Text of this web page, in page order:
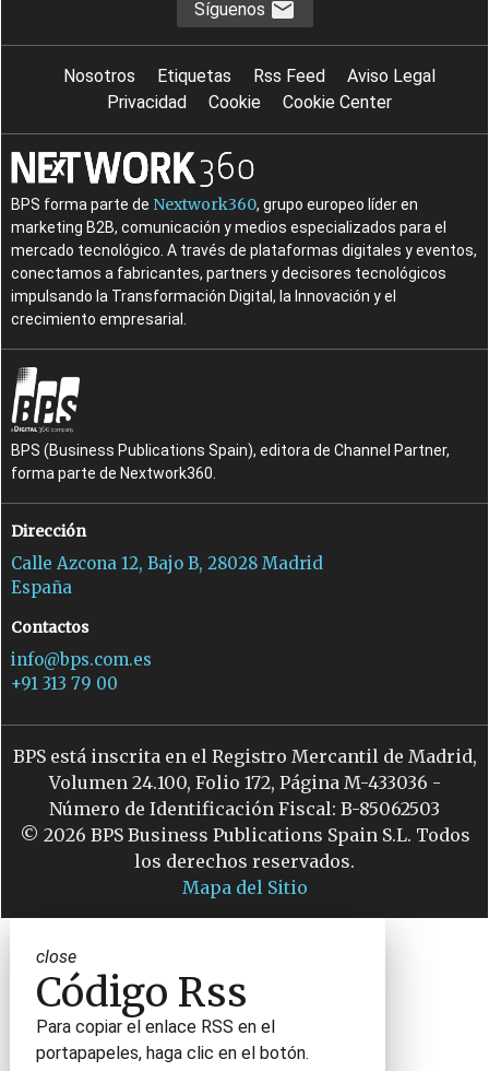
Síguenos
Nosotros Etiquetas Rss Feed
Aviso Legal
Privacidad
Cookie Cookie Center
BPS forma parte de Nextwork360, grupo europeo líder en
marketing B2B, comunicación y medios especializados para el
mercado tecnológico. A través de plataformas digitales y eventos,
conectamos a fabricantes, partners y decisores tecnológicos
impulsando la Transformación Digital, la Innovación y el
crecimiento empresarial.
BPS (Business Publications Spain), editora de Channel Partner,
forma parte de Nextwork360.
Dirección
Calle Azcona 12, Bajo B, 28028 Madrid
España
Contactos
info@bps.com.es
+91 313 79 00
BPS está inscrita en el Registro Mercantil de Madrid,
Volumen 24.100, Folio 172, Página M-433036 -
Número de Identificación Fiscal: B-85062503
© 2026 BPS Business Publications Spain S.L. Todos
los derechos reservados.
Mapa del Sitio
close
Código Rss
Para copiar el enlace RSS en el
portapapeles, haga clic en el botón.